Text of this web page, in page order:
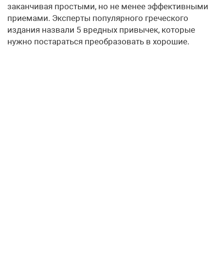
заканчивая простыми, но не менее эффективными
приемами. Эксперты популярного греческого
издания назвали 5 вредных привычек, которые
нужно постараться преобразовать в хорошие.